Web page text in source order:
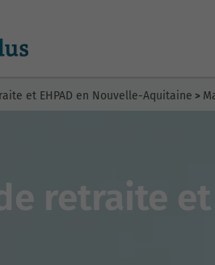
et EHPAD en Nouvelle-Aquitaine >
retraite et